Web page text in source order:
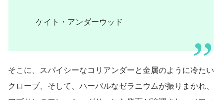
ケイト・アンダーウッド
そこに、スパイシーなコリアンダーと金属のように冷たい
クローブ、そして、ハーバルなゼラニウムが振りまかれ、